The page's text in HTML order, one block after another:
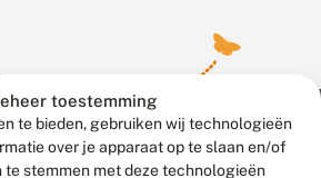
toestemming
te bieden, gebruiken wij technologieën
over je apparaat op te slaan en/of
te stemmen met deze technologieën